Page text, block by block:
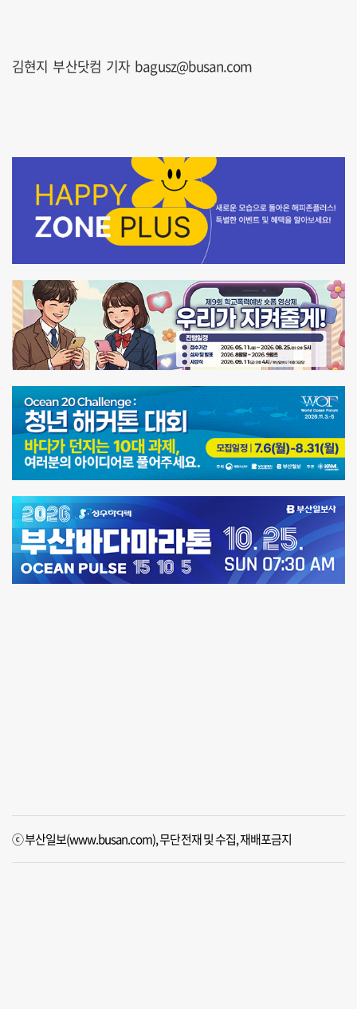
김현지 부산닷컴 기자 bagusz@busan.com
ⓒ 부산일보(www.busan.com), 무단전재 및 수집, 재배포금지